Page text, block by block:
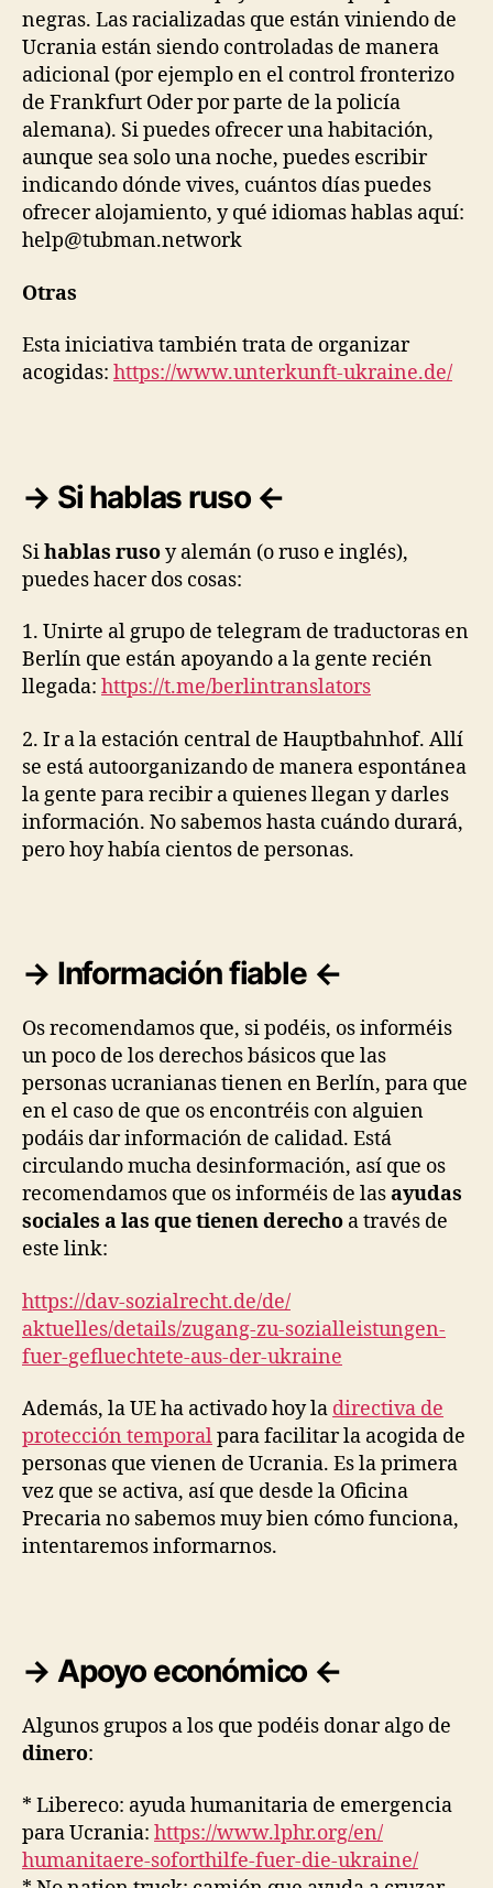
negras. Las racializadas que están viniendo de
Ucrania están siendo controladas de manera
adicional (por ejemplo en el control fronterizo
de Frankfurt Oder por parte de la policía
alemana). Si puedes ofrecer una habitación,
aunque sea solo una noche, puedes escribir
indicando dónde vives, cuántos días puedes
ofrecer alojamiento, y qué idiomas hablas aquí:
help@tubman.network
Otras
Esta iniciativa también trata de organizar
acogidas: https://www.unterkunft-ukraine.de/
→ Si hablas ruso ←
Sihablas rusoy alemán (o ruso e inglés),
puedes hacer dos cosas:
1. Unirte al grupo de telegram de traductoras en
Berlín que están apoyando a la gente recién
llegada: https://t.me/berlintranslators
2. Ir a la estación central de Hauptbahnhof. Allí
se está autoorganizando de manera espontánea
la gente para recibir a quienes llegan y darles
información. No sabemos hasta cuándo durará,
pero hoy había cientos de personas.
→ Información fiable ←
Os recomendamos que, si podéis, os informéis
un poco de los derechos básicos que las
personas ucranianas tienen en Berlín, para que
en el caso de que os encontréis con alguien
podáis dar información de calidad. Está
circulando mucha desinformación, así que os
recomendamos que os informéis de lasayudas
sociales a las que tienen derecho a través de
este link:
https://dav-sozialrecht.de/de/
aktuelles/details/zugang-zu-sozialleistungen-
fuer-gefluechtete-aus-der-ukraine
Además, la UE ha activado hoy la directiva de
protección temporalpara facilitar la acogida de
personas que vienen de Ucrania. Es la primera
vez que se activa, así que desde la Oficina
Precaria no sabemos muy bien cómo funciona,
intentaremos informarnos.
→ Apoyo económico ←
Algunos grupos a los que podéis donar algo de
dinero:
* Libereco: ayuda humanitaria de emergencia
para Ucrania: https://www.lphr.org/en/
humanitaere-soforthilfe-fuer-die-ukraine/